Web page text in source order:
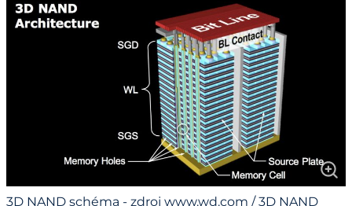
3D NAND schéma - zdroj www.wd.com / 3D NAND